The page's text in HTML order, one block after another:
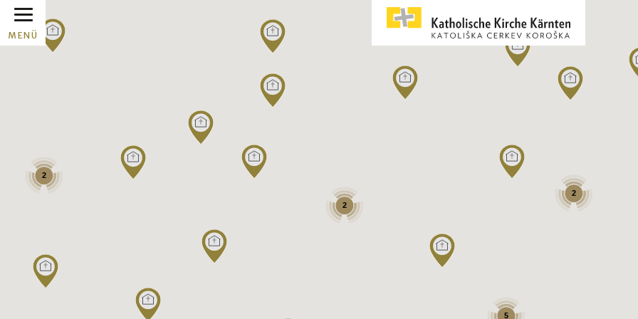
MENÜ
2
2
2
5